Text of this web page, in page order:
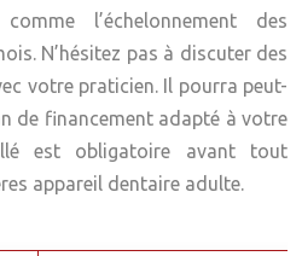
l’échelonnement des
N’hésitez pas à discuter des
votre praticien. Il pourra peut-
de financement adapté à votre
est obligatoire avant tout
appareil dentaire adulte.